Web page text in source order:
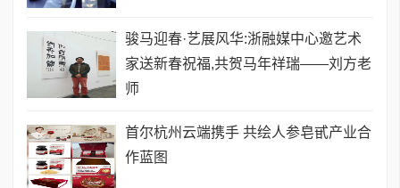
骏马迎春·艺展风华:浙融媒中心邀艺术
家送新春祝福,共贺马年祥瑞——刘方老
师
首尔杭州云端携手 共绘人参皂甙产业合
作蓝图